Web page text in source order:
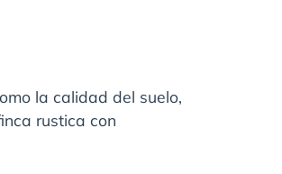
la calidad del suelo,
rustica con